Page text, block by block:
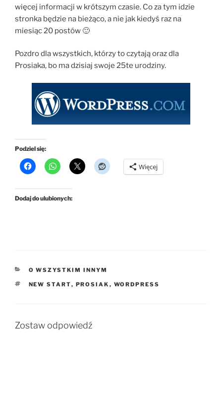
więcej informacji w krótszym czasie. Co za tym idzie
stronka będzie na bieżąco, a nie jak kiedyś raz na
miesiąc 20 postów 🙂
Pozdro dla wszystkich, którzy to czytają oraz dla
Prosiaka, bo ma dzisiaj swoje 25te urodziny.
Podziel się:
Więcej
Dodaj do ulubionych:
KATEGORIE
O WSZYSTKIM INNYM
TAGI
NEW START, PROSIAK , WORDPRESS
Zostaw odpowiedź